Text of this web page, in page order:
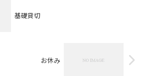
基礎貸切
お休み